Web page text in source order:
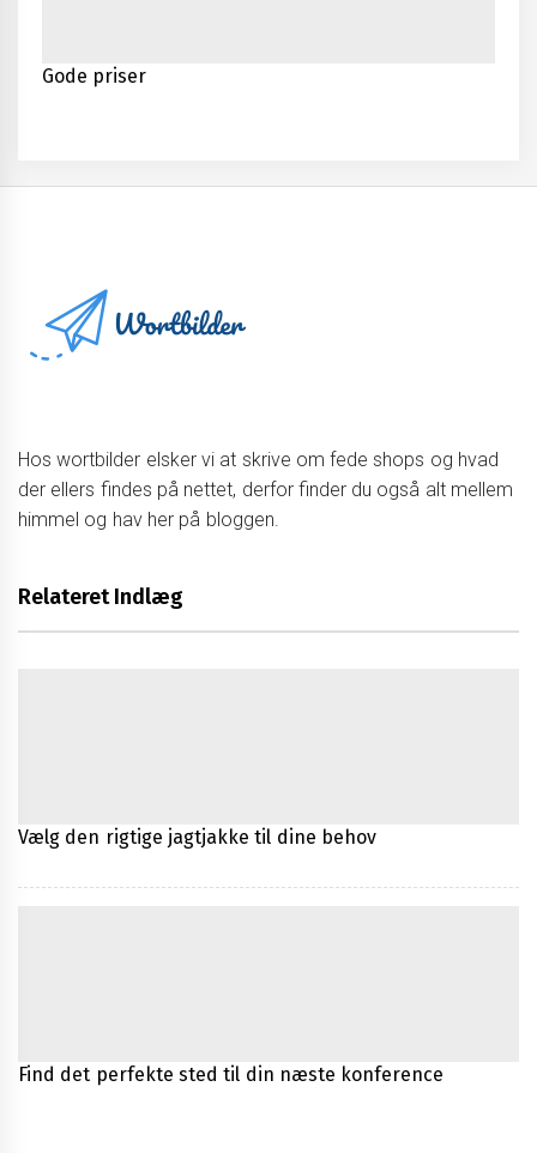
Gode priser
Hos wortbilder elsker vi at skrive om fede shops og hvad
der ellers findes på nettet, derfor finder du også alt mellem
himmel og hav her på bloggen.
Relateret Indlæg
Vælg den rigtige jagtjakke til dine behov
Find det perfekte sted til din næste konference